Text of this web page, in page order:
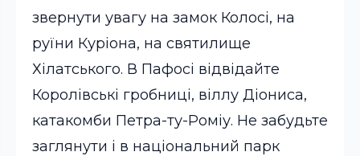
звернути увагу на замок Колосі, на
руїни Куріона, на святилище
Хілатського. В Пафосі відвідайте
Королівські гробниці, віллу Діониса,
катакомби Петра-ту-Роміу. Не забудьте
заглянути і в національний парк